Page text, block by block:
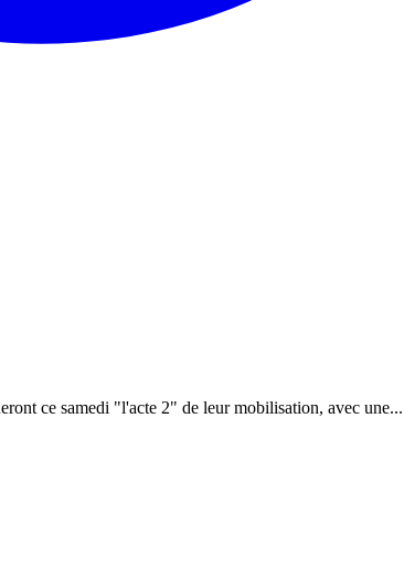
ce samedi "l'acte 2" de leur mobilisation, avec une...